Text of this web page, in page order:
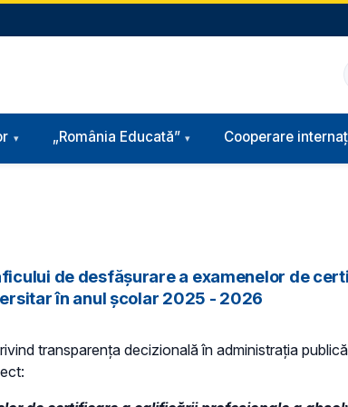
„România Educată” Cooperare
de desfăşurare a examenelor de
în anul şcolar 2025 - 2026
transparenţa decizională în administraţia